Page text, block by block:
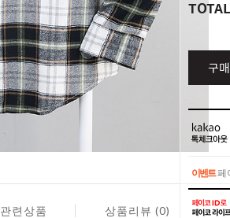
TOTAL
구
이벤트페
이벤트페
관련상품 상품리뷰 (0)